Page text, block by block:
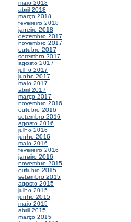
maio 2018
abril 2018
março 2018
fevereiro 2018
janeiro 2018
dezembro 2017
novembro 2017
outubro 2017
setembro 2017
agosto 2017
julho 2017
junho 2017
maio 2017
abril 2017
março 2017
novembro 2016
outubro 2016
setembro 2016
agosto 2016
julho 2016
junho 2016
maio 2016
fevereiro 2016
janeiro 2016
novembro 2015
outubro 2015
setembro 2015
agosto 2015
julho 2015
junho 2015
maio 2015
abril 2015
março 2015